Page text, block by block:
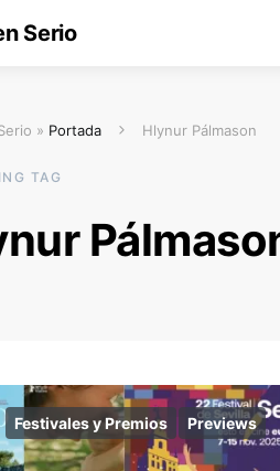
Serio
» Portada Hlynur Pálmason
TAG
Festivales y Premios Previews